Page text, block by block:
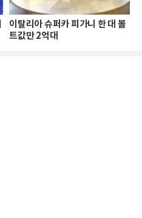
이탈리아 슈퍼카 피가니 한 대 볼
트값만 2억대